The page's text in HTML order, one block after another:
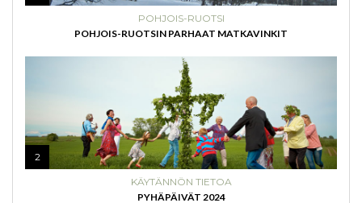
POHJOIS-RUOTSI
POHJOIS-RUOTSIN PARHAAT MATKAVINKIT
2
KÄYTÄNNÖN TIETOA
PYHÄPÄIVÄT 2024